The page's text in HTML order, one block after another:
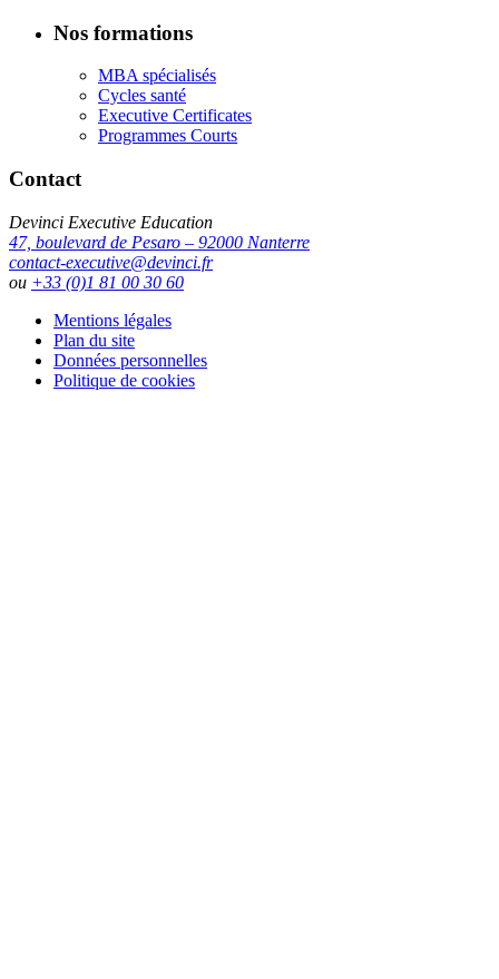
Nos formations
MBA spécialisés
Cycles santé
Executive Certificates
Programmes Courts
Contact
Devinci Executive Education
47, boulevard de Pesaro – 92000 Nanterre
contact-executive@devinci.fr
ou +33 (0)1 81 00 30 60
Mentions légales
Plan du site
Données personnelles
Politique de cookies